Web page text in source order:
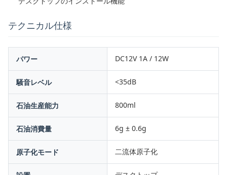
テクニカル仕様
パワー DC12V 1A / 12W
騒音レベル <35dB
石油生産能力 800ml
石油消費量 6g ± 0.6g
原子化モード 二流体原子化